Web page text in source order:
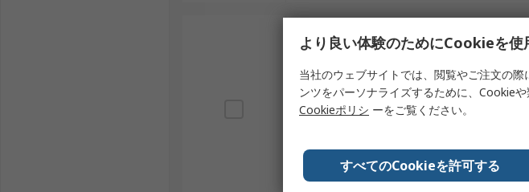
Banner：産業用センサー、機械安全機器、安全コントローラで知られるメー
Pilz：機械安全、セーフティリレー、安全コントローラ、インターロック機
ソレノイドインターロックスイッチは、扉の状態を確認するだけでなく、危険が残
お取り寄せ品
Schmersal AZM
レノイドインタ
24V ac/dc, 安全
RS品番
より良い体験のためにCookieを使
当社のウェブサイトでは、閲覧やご注文の
ンツをパーソナライズするために、Cookie
Cookieポリシ ーをご覧ください。
すべてのCookieを許可する